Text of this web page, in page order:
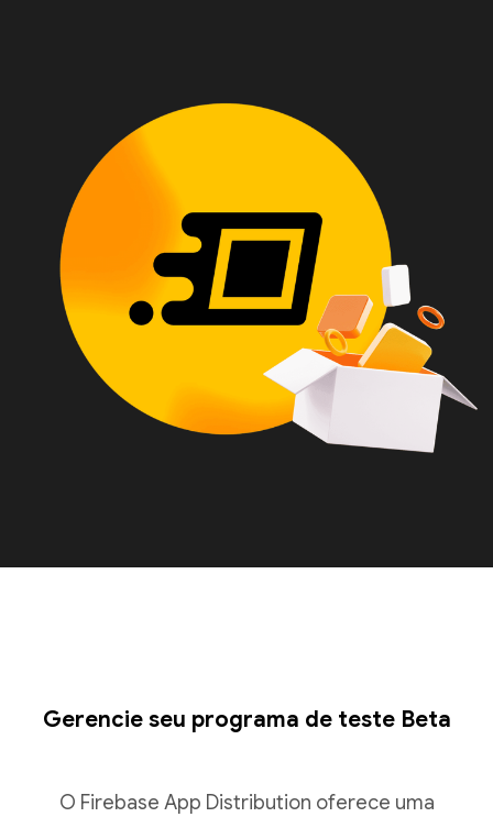
Gerencie seu programa de teste Beta
O Firebase App Distribution oferece uma